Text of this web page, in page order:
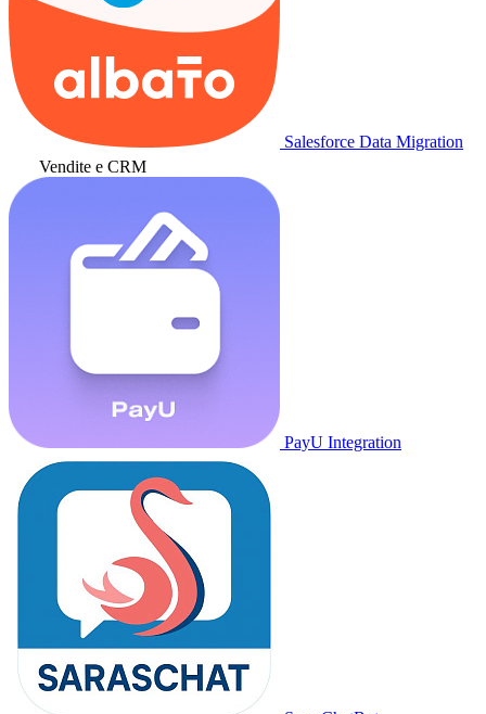
Salesforce Data Migration
Vendite e CRM
PayU Integration